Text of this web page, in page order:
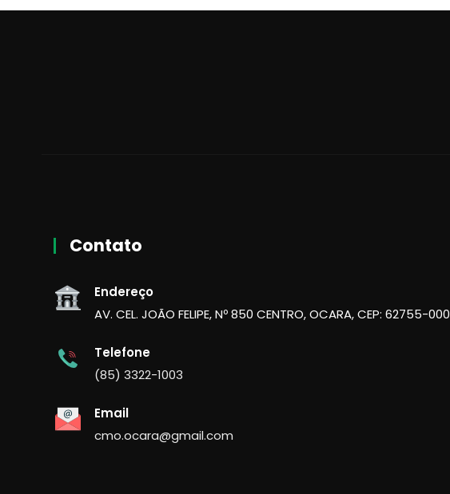
Contato
Endereço
AV. CEL. JOÃO FELIPE, Nº 850 CENTRO, OCARA, CEP: 62755-000
Telefone
(85) 3322-1003
Email
cmo.ocara@gmail.com